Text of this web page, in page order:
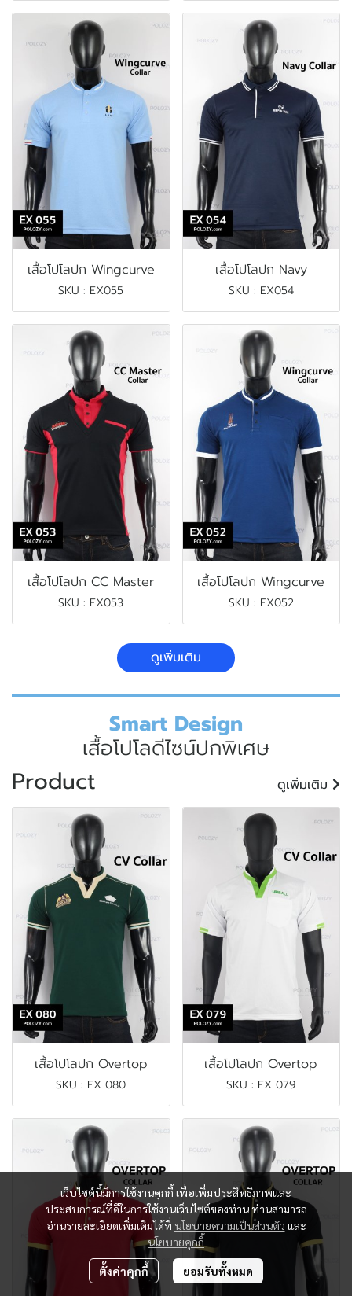
เสื้อโปโลปก Wingcurve
SKU : EX055
เสื้อโปโลปก Navy
SKU : EX054
เสื้อโปโลปก CC Master
SKU : EX053
เสื้อโปโลปก Wingcurve
SKU : EX052
ดูเพิ่มเติม
Smart Design
เสื้อโปโลดีไซน์ปกพิเศษ
Product ดูเพิ่มเติม
เสื้อโปโลปก Overtop
SKU : EX 080
เสื้อโปโลปก Overtop
SKU : EX 079
เว็บไซต์นี้มีการใช้งานคุกกี้ เพื่อเพิ่มประสิทธิภาพและ
ประสบการณ์ที่ดีในการใช้งานเว็บไซต์ของท่าน ท่านสามารถ
อ่านรายละเอียดเพิ่มเติมได้ที่ นโยบายความเป็นส่วนตัว และ
นโยบายคุกกี้
ตั้งค่าคุกกี้ ยอมรับทั้งหมด